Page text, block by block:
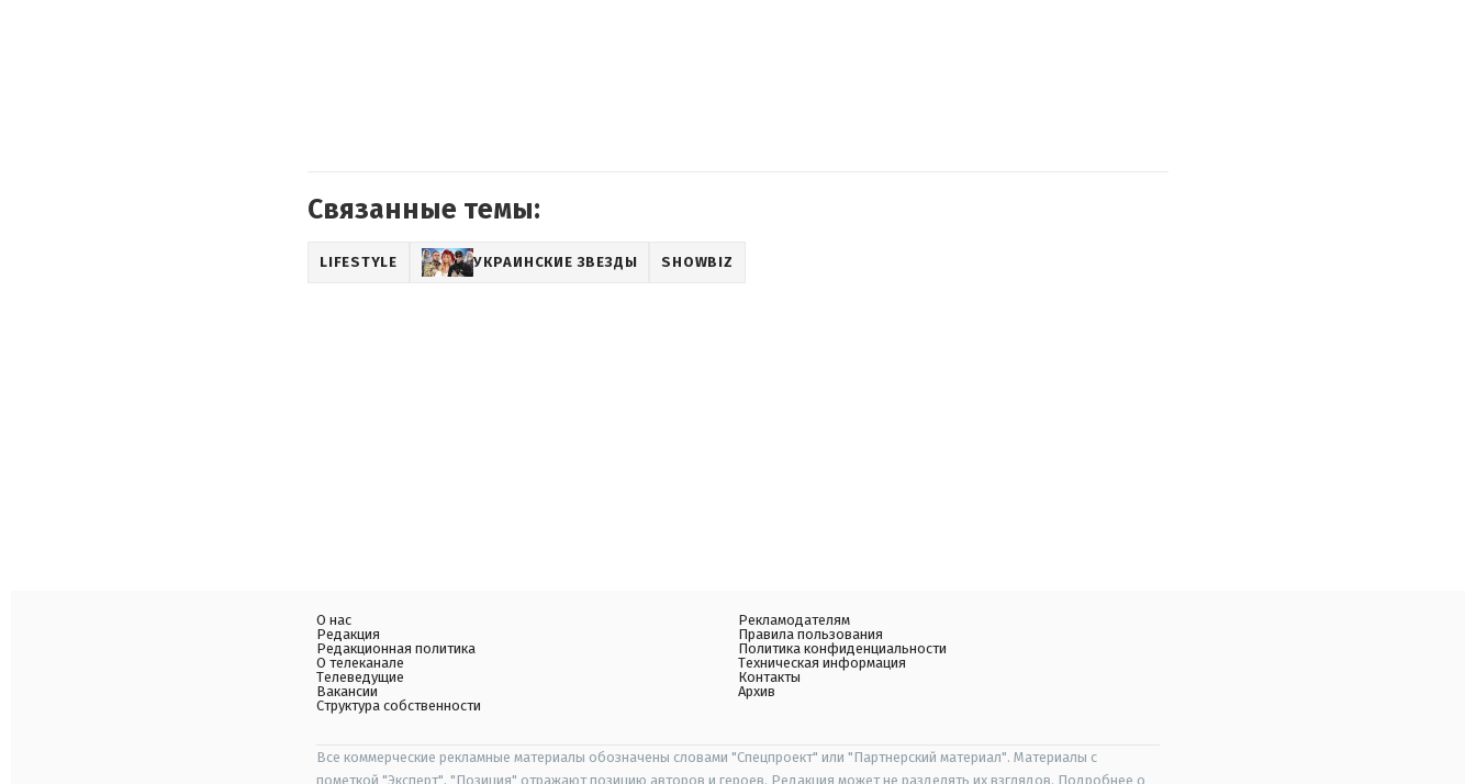
Связанные темы:
LIFESTYLE УКРАИНСКИЕ ЗВЕЗДЫ SHOWBIZ
О нас
Редакция
Редакционная политика
О телеканале
Телеведущие
Вакансии
Структура собственности
Рекламодателям
Правила пользования
Политика конфиденциальности
Техническая информация
Контакты
Архив
Все коммерческие рекламные материалы обозначены словами "Спецпроект" или "Партнерский материал". Материалы с
пометкой "Эксперт", "Позиция" отражают позицию авторов и героев. Редакция может не разделять их взглядов. Подробнее о